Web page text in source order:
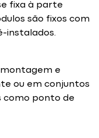
fixa à parte
são fixos com
instalados.
montagem e
ou em conjuntos
como ponto de